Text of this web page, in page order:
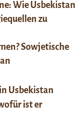
Wie Usbekistan
zu
Sowjetische
Usbekistan
ist er